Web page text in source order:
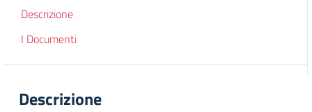
Descrizione
I Documenti
Descrizione